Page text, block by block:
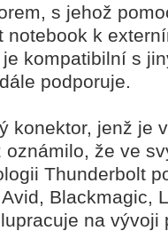
s jehož
notebook k
kompatibilní s
podporuje.
konektor, jenž je
že ve
Thunderbolt
Blackmagic,
na vývoji